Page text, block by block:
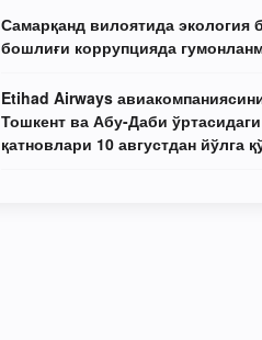
Самарқанд вилоятида экология
бошлиғи коррупцияда
Etihad Airways
Тошкент ва Абу-Даби
қатновлари 10 августдан йўлга